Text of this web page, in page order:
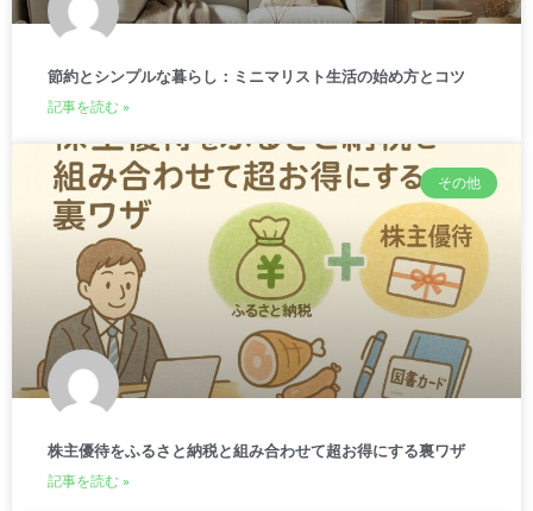
節約とシンプルな暮らし：ミニマリスト生活の始め方とコツ
記事を読む »
その他
株主優待をふるさと納税と組み合わせて超お得にする裏ワザ
記事を読む »